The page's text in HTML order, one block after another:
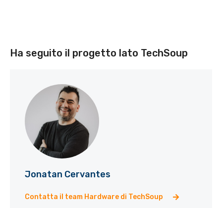
Ha seguito il progetto lato TechSoup
Jonatan Cervantes
Contatta il team Hardware di TechSoup